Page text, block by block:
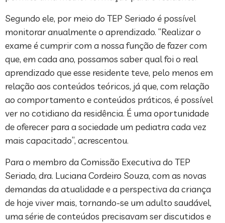
Segundo ele, por meio do TEP Seriado é possível
monitorar anualmente o aprendizado. “Realizar o
exame é cumprir com a nossa função de fazer com
que, em cada ano, possamos saber qual foi o real
aprendizado que esse residente teve, pelo menos em
relação aos conteúdos teóricos, já que, com relação
ao comportamento e conteúdos práticos, é possível
ver no cotidiano da residência. É uma oportunidade
de oferecer para a sociedade um pediatra cada vez
mais capacitado”, acrescentou.
Para o membro da Comissão Executiva do TEP
Seriado, dra. Luciana Cordeiro Souza, com as novas
demandas da atualidade e a perspectiva da criança
de hoje viver mais, tornando-se um adulto saudável,
uma série de conteúdos precisavam ser discutidos e